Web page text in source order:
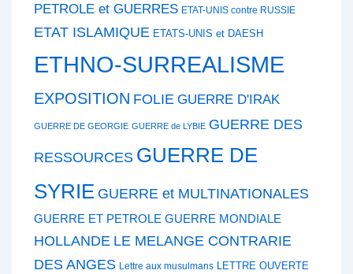
PETROLE et GUERRES ETAT-UNIS contre RUSSIE
ETAT ISLAMIQUE ETATS-UNIS et DAESH
ETHNO-SURREALISME
EXPOSITION FOLIE GUERRE D'IRAK
GUERRE DE GEORGIE GUERRE de LYBIE GUERRE DES
RESSOURCES GUERRE DE
SYRIE GUERRE et MULTINATIONALES
GUERRE ET PETROLE GUERRE MONDIALE
HOLLANDE LE MELANGE CONTRARIE
DES ANGES Lettre aux musulmans LETTRE OUVERTE